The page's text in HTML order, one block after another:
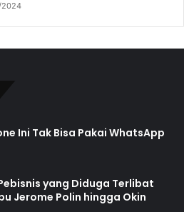
Ini Tak Bisa Pakai WhatsApp
yang Diduga Terlibat
Jerome Polin hingga Okin